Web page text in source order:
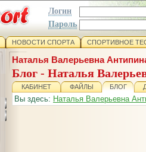
Логин
Пароль
НОВОСТИ СПОРТА СПОРТИВНОЕ
Наталья Валерьевна
Блог - Наталья
КАБИНЕТ ФАЙЛЫ БЛОГ
Вы здесь: Наталья Валерьевна